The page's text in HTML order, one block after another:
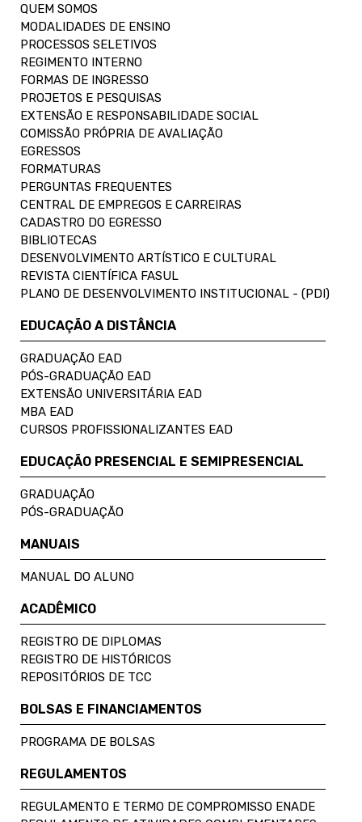
QUEM SOMOS
MODALIDADES DE ENSINO
PROCESSOS SELETIVOS
REGIMENTO INTERNO
FORMAS DE INGRESSO
PROJETOS E PESQUISAS
EXTENSÃO E RESPONSABILIDADE SOCIAL
COMISSÃO PRÓPRIA DE AVALIAÇÃO
EGRESSOS
FORMATURAS
PERGUNTAS FREQUENTES
CENTRAL DE EMPREGOS E CARREIRAS
CADASTRO DO EGRESSO
BIBLIOTECAS
DESENVOLVIMENTO ARTÍSTICO E CULTURAL
REVISTA CIENTÍFICA FASUL
PLANO DE DESENVOLVIMENTO INSTITUCIONAL - (PDI)
EDUCAÇÃO A DISTÂNCIA
GRADUAÇÃO EAD
PÓS-GRADUAÇÃO EAD
EXTENSÃO UNIVERSITÁRIA EAD
MBA EAD
CURSOS PROFISSIONALIZANTES EAD
EDUCAÇÃO PRESENCIAL E SEMIPRESENCIAL
GRADUAÇÃO
PÓS-GRADUAÇÃO
MANUAIS
MANUAL DO ALUNO
ACADÊMICO
REGISTRO DE DIPLOMAS
REGISTRO DE HISTÓRICOS
REPOSITÓRIOS DE TCC
BOLSAS E FINANCIAMENTOS
PROGRAMA DE BOLSAS
REGULAMENTOS
REGULAMENTO E TERMO DE COMPROMISSO ENADE